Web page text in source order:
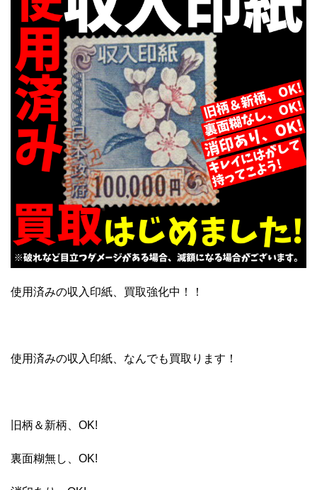
使用済みの収入印紙、買取強化中！！
使用済みの収入印紙、なんでも買取ります！
旧柄＆新柄、OK!
裏面糊無し、OK!